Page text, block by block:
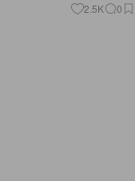
2.5K 0